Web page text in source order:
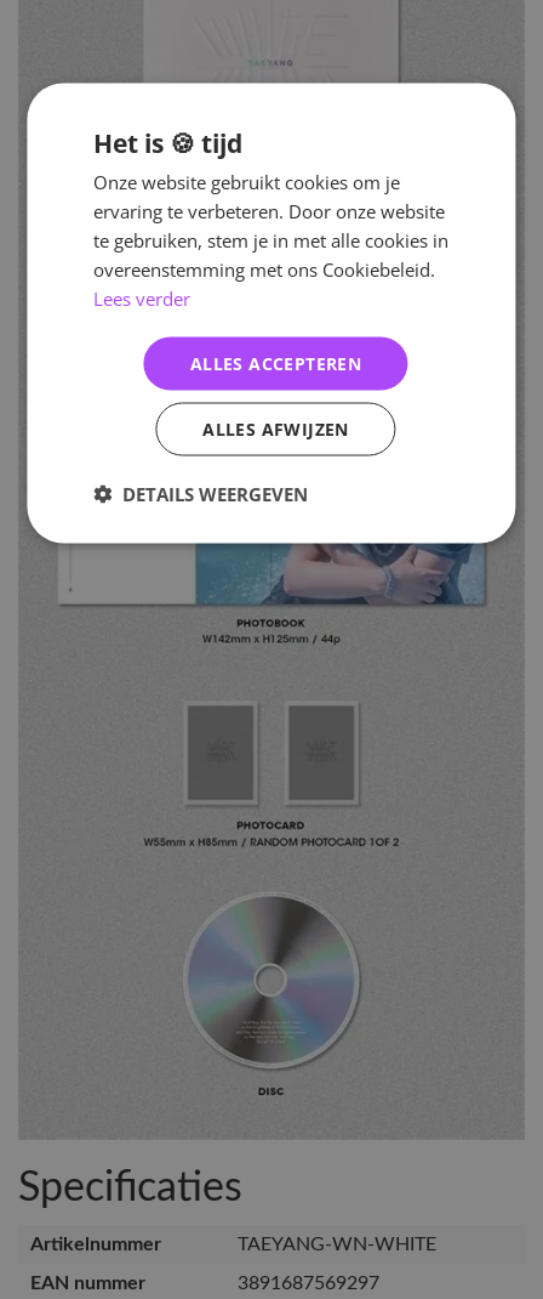
Specificaties
Artikelnummer
TAEYANG-WN-WHITE
EAN nummer
3891687569297
Het is 🍪 tijd
Onze website gebruikt cookies om je
ervaring te verbeteren. Door onze website
te gebruiken, stem je in met alle cookies in
overeenstemming met ons Cookiebeleid.
Lees verder
ALLES ACCEPTEREN
ALLES AFWIJZEN
DETAILS WEERGEVEN